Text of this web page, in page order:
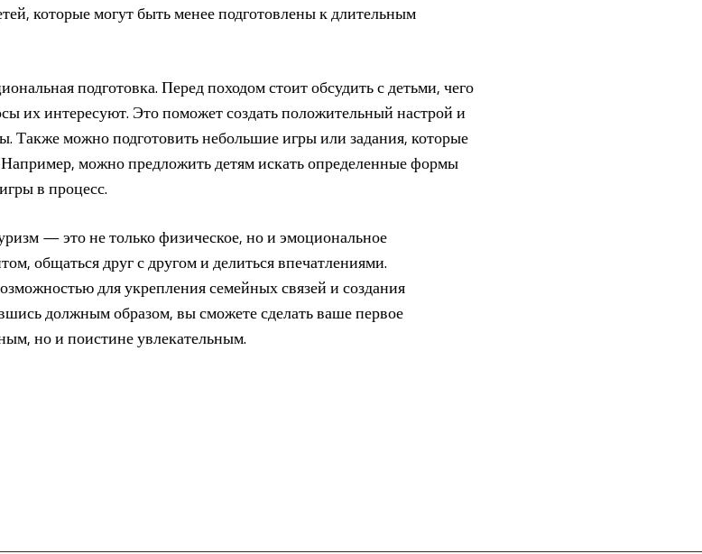
которые могут быть менее подготовлены к длительным
подготовка. Перед походом стоит обсудить с детьми, чего
их интересуют. Это поможет создать положительный настрой и
Также можно подготовить небольшие игры или задания, которые
можно предложить детям искать определенные формы
в процесс.
— это не только физическое, но и эмоциональное
общаться друг с другом и делиться впечатлениями.
для укрепления семейных связей и создания
должным образом, вы сможете сделать ваше первое
но и поистине увлекательным.